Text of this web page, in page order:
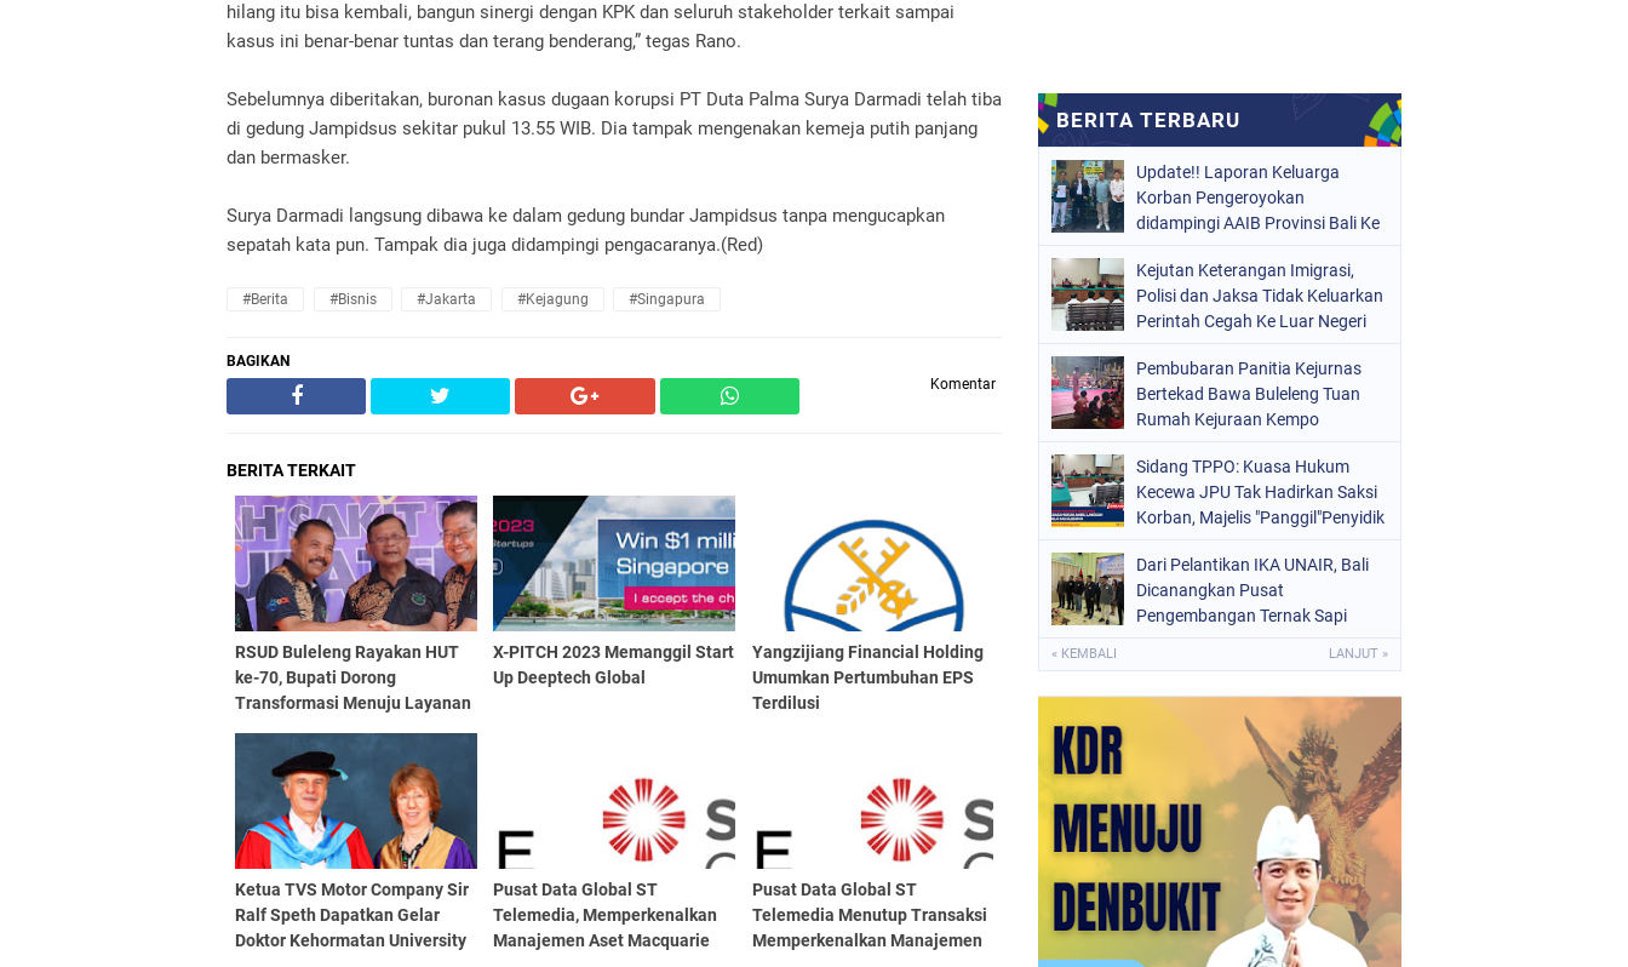
hilang itu bisa kembali, bangun sinergi dengan KPK dan seluruh stakeholder terkait sampai
kasus ini benar-benar tuntas dan terang benderang,” tegas Rano.
Sebelumnya diberitakan, buronan kasus dugaan korupsi PT Duta Palma Surya Darmadi telah tiba
di gedung Jampidsus sekitar pukul 13.55 WIB. Dia tampak mengenakan kemeja putih panjang
dan bermasker.
Surya Darmadi langsung dibawa ke dalam gedung bundar Jampidsus tanpa mengucapkan
sepatah kata pun. Tampak dia juga didampingi pengacaranya.(Red)
#Berita #Bisnis #Jakarta #Kejagung #Singapura
BAGIKAN
Komentar
BERITA TERKAIT
RSUD Buleleng Rayakan HUT
ke-70, Bupati Dorong
Transformasi Menuju Layanan
Kesehatan Unggul dan
Humanis
X-PITCH 2023 Memanggil Start
Up Deeptech Global
Yangzijiang Financial Holding
Umumkan Pertumbuhan EPS
Terdilusi
Ketua TVS Motor Company Sir
Ralf Speth Dapatkan Gelar
Doktor Kehormatan University
Pusat Data Global ST
Telemedia, Memperkenalkan
Manajemen Aset Macquarie
Pusat Data Global ST
Telemedia Menutup Transaksi
Memperkenalkan Manajemen
Update!! Laporan Keluarga
Korban Pengeroyokan
didampingi AAIB Provinsi Bali Ke
Kejutan Keterangan Imigrasi,
Polisi dan Jaksa Tidak Keluarkan
Perintah Cegah Ke Luar Negeri
Pembubaran Panitia Kejurnas
Bertekad Bawa Buleleng Tuan
Rumah Kejuraan Kempo
Sidang TPPO: Kuasa Hukum
Kecewa JPU Tak Hadirkan Saksi
Korban, Majelis "Panggil"Penyidik
Dari Pelantikan IKA UNAIR, Bali
Dicanangkan Pusat
Pengembangan Ternak Sapi
« KEMBALI LANJUT »